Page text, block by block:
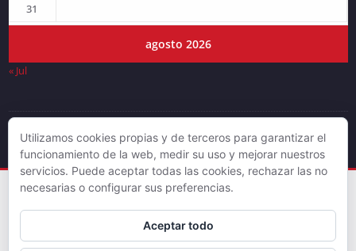
agosto 2026
31
« Jul
© DJLV 2019
Utilizamos cookies propias y de terceros para garantizar el
funcionamiento de la web, medir su uso y mejorar nuestros
servicios. Puede aceptar todas las cookies, rechazar las no
necesarias o configurar sus preferencias.
Aceptar todo